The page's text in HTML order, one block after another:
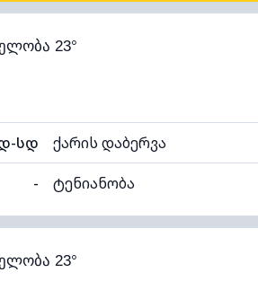
23°
სდ ქარის დაბერვა
- ტენიანობა
95% (კომფორტული) ღრუბლიანობა
20°C ხილვადობა
23°